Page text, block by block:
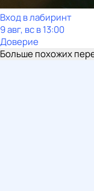
Вход в лабиринт
9 авг, вс в 13:00
Доверие
Больше похожих